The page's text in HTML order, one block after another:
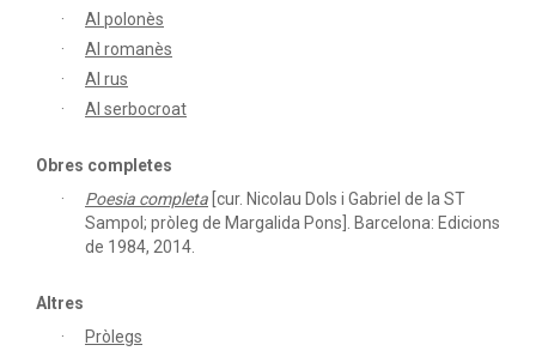
Al polonès
Al romanès
Al rus
Al serbocroat
Obres completes
Poesia completa [cur. Nicolau Dols i Gabriel de la ST
Sampol; pròleg de Margalida Pons]. Barcelona: Edicions
de 1984, 2014.
Altres
Pròlegs